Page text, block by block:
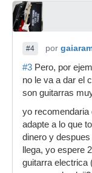
#4 por
#3 Pero, por
no le va a dar el
son guitarras
yo recomendaria
adapte a lo que
dinero y
llega, yo espere
guitarra electrica